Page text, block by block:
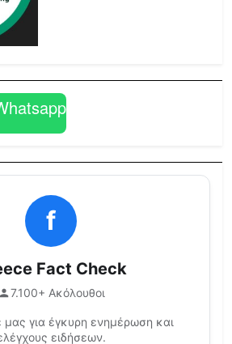
f
Fact Check
7.100+ Ακόλουθοι
μας για έγκυρη ενημέρωση και
ειδήσεων.